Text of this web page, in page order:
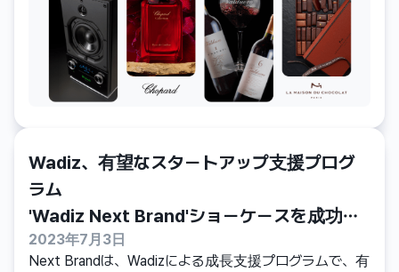
るクラウドファンディングプロジェクトで、斬新でユ
ニークな製品を求める消費者のニーズを、ブランドが多
様なファンベースと結びつけることを目指しています。
Wadiz、有望なスタートアップ支援プログ
ラム
'Wadiz Next Brand'ショーケースを成功裏
に開催
2023年7月3日
Next Brandは、Wadizによる成長支援プログラムで、有